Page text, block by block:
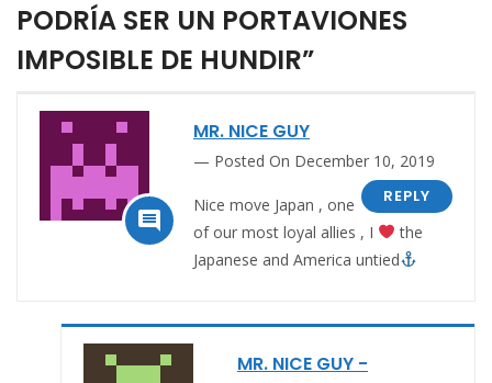
PODRÍA SER UN PORTAVIONES
IMPOSIBLE DE HUNDIR”

MR. NICE GUY
Posted On December 10, 2019
REPLY
Nice move Japan , one
of our most loyal allies , I
the
Japanese and America untied
MR. NICE GUY -